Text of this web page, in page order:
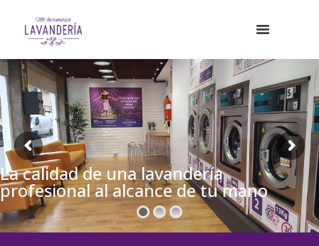
La calidad de una lavandería
profesional al alcance de tu mano